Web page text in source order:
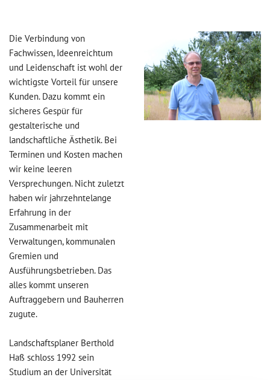
Die Verbindung von
Fachwissen, Ideenreichtum
und Leidenschaft ist wohl der
wichtigste Vorteil für unsere
Kunden. Dazu kommt ein
sicheres Gespür für
gestalterische und
landschaftliche Ästhetik. Bei
Terminen und Kosten machen
wir keine leeren
Versprechungen. Nicht zuletzt
haben wir jahrzehntelange
Erfahrung in der
Zusammenarbeit mit
Verwaltungen, kommunalen
Gremien und
Ausführungsbetrieben. Das
alles kommt unseren
Auftraggebern und Bauherren
zugute.
Landschaftsplaner Berthold
Haß schloss 1992 sein
Studium an der Universität